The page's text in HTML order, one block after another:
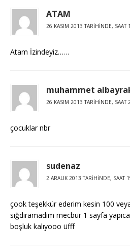
ATAM
26 KASIM 2013 TARIHINDE, SAAT
Atam İzindeyiz……
muhammet
26 KASIM 2013 TARIHINDE, SAAT
çocuklar nbr
sudenaz
2 ARALIK 2013 TARIHINDE, SAAT
çook teşekkür ederim kesin 100
sığdıramadım mecbur 1 sayfa
boşluk kalıyooo üfff